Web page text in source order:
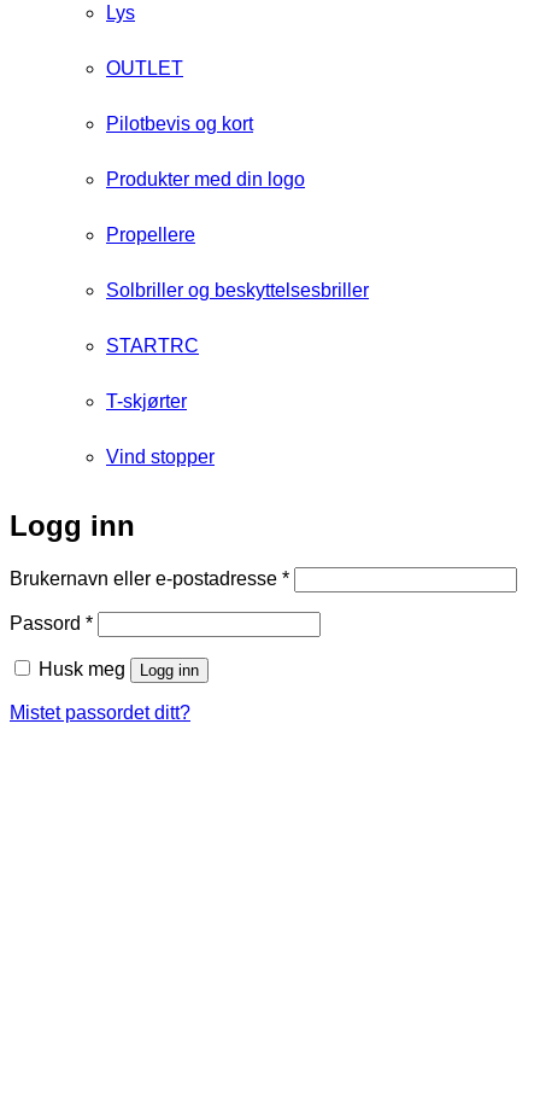
Lys
OUTLET
Pilotbevis og kort
Produkter med din logo
Propellere
Solbriller og beskyttelsesbriller
STARTRC
T-skjørter
Vind stopper
Logg inn
Brukernavn eller e-postadresse *Påkrevd
Passord *Påkrevd
Husk meg Logg inn
Mistet passordet ditt?